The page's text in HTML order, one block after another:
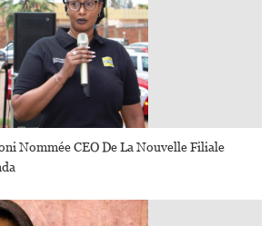
Nommée CEO De La Nouvelle Filiale